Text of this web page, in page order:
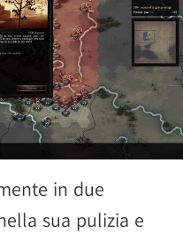
in due
sua pulizia e